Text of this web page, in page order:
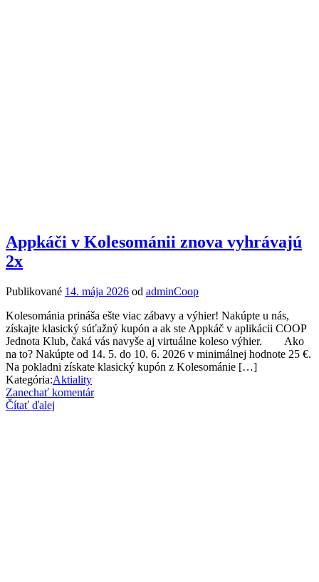
Appkáči v Kolesománii znova vyhrávajú
2x
Publikované 14. mája 2026 od adminCoop
Kolesománia prináša ešte viac zábavy a výhier! Nakúpte u nás,
získajte klasický súťažný kupón a ak ste Appkáč v aplikácii COOP
Jednota Klub, čaká vás navyše aj virtuálne koleso výhier. Ako
na to? Nakúpte od 14. 5. do 10. 6. 2026 v minimálnej hodnote 25 €.
Na pokladni získate klasický kupón z Kolesománie […]
Kategória:Aktiality
Zanechať komentár
Čítať ďalej